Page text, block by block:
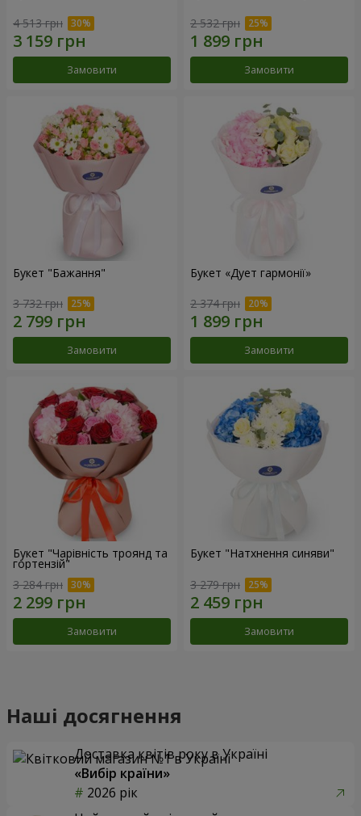
4 513 грн
Замовити
2 532 грн
Замовити
Букет "Бажання"
3 732 грн
Замовити
Букет «Дует гармонії»
2 374 грн
Замовити
Букет "Чарівність троянд та
гортензій"
3 284 грн
Замовити
Букет "Натхнення синяви"
3 279 грн
Замовити
Наші досягнення
Доставка квітів року в Україні
«Вибір країни»
2026 рік